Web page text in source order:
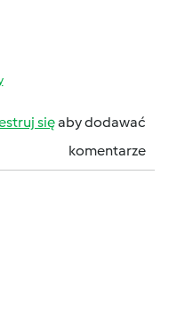
sięaby dodawać
komentarze